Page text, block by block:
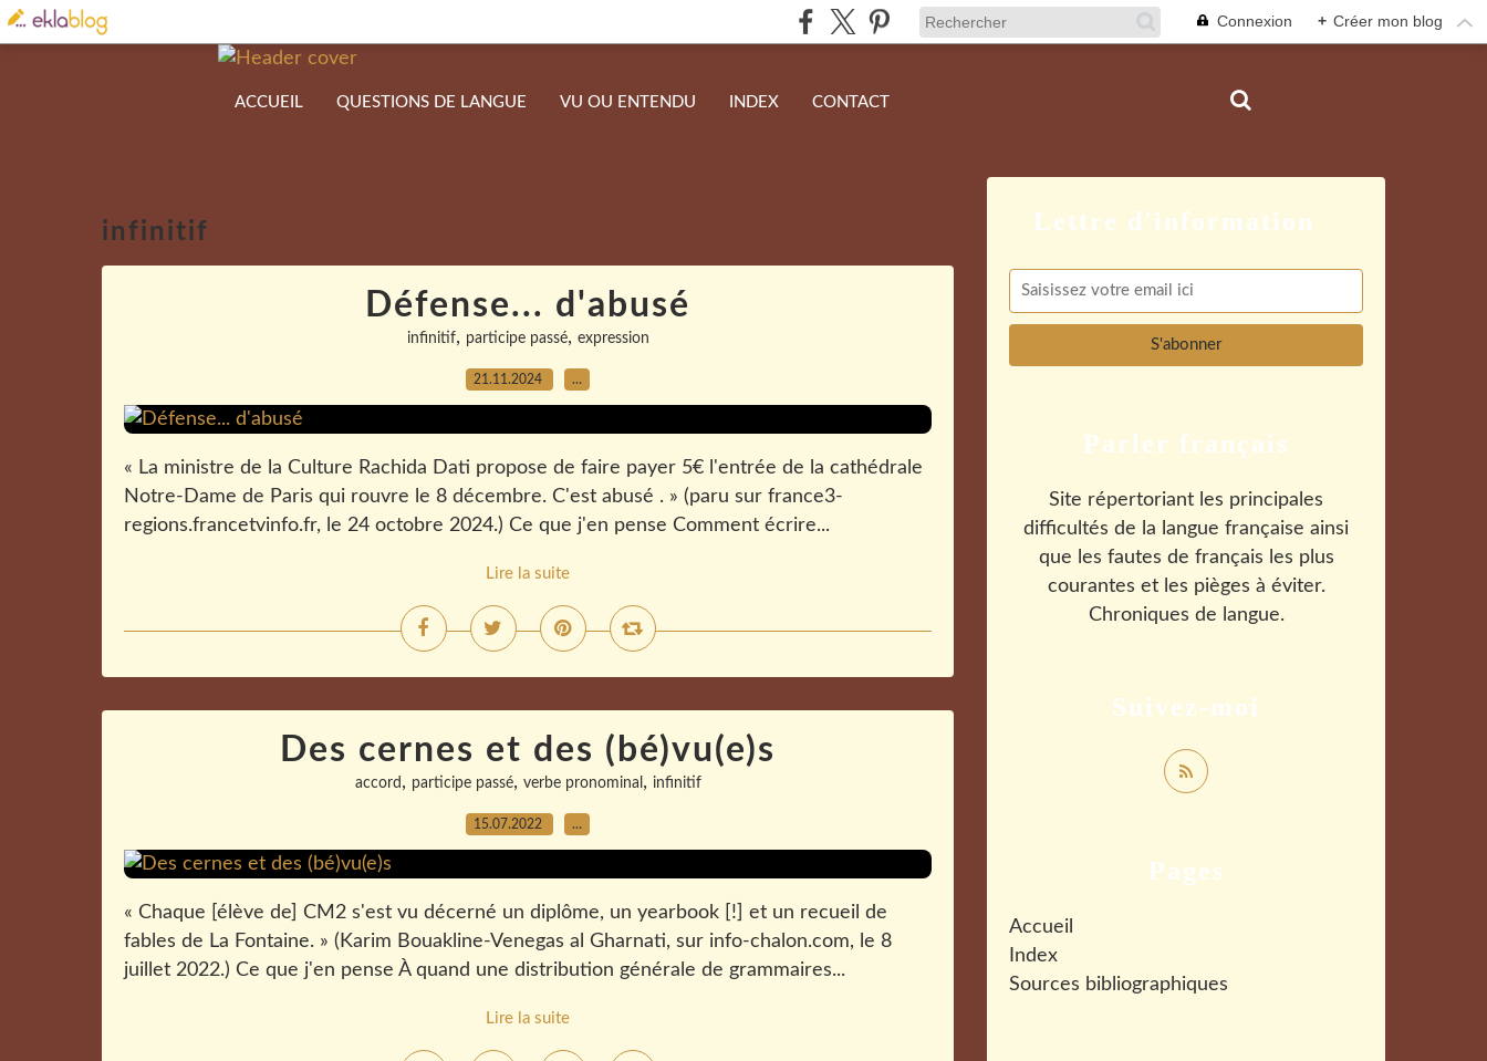
Connexion + Créer mon blog
ACCUEIL QUESTIONS DE LANGUE VU OU ENTENDU INDEX CONTACT
infinitif
Défense... d'abusé
infinitif, participe passé, expression
21.11.2024 …
« La ministre de la Culture Rachida Dati propose de faire payer 5€ l'entrée de la cathédrale
Notre-Dame de Paris qui rouvre le 8 décembre. C'est abusé . » (paru sur france3-
regions.francetvinfo.fr, le 24 octobre 2024.) Ce que j'en pense Comment écrire...
Lire la suite
Des cernes et des (bé)vu(e)s
accord , participe passé, verbe pronominal , infinitif
15.07.2022 …
« Chaque [élève de] CM2 s'est vu décerné un diplôme, un yearbook [!] et un recueil de
fables de La Fontaine. » (Karim Bouakline-Venegas al Gharnati, sur info-chalon.com, le 8
juillet 2022.) Ce que j'en pense À quand une distribution générale de grammaires...
Lire la suite
Pages
Accueil
Index
Sources bibliographiques
Suivez-moi
Parler français
Site répertoriant les principales
difficultés de la langue française ainsi
que les fautes de français les plus
courantes et les pièges à éviter.
Chroniques de langue.